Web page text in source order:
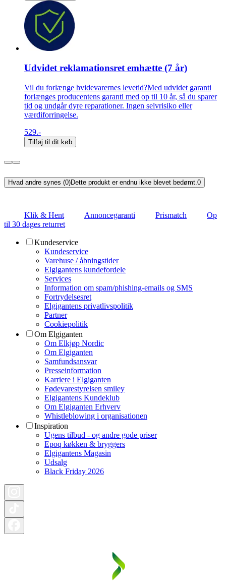
Udvidet reklamationsret emhætte (7 år)
Vil du forlænge hvidevarernes levetid?Med udvidet garanti
forlænges producentens garanti med op til 10 år, så du sparer
tid og undgår dyre reparationer. Ingen selvrisiko eller
værdiforringelse.
529.-
Tilføj til dit køb
Hvad andre synes (0)Dette produkt er endnu ikke blevet bedømt.0
Klik & Hent Annoncegaranti Prismatch
Op
til 30 dages returret
Kundeservice
Kundeservice
Varehuse / åbningstider
Elgigantens kundefordele
Services
Information om spam/phishing-emails og SMS
Fortrydelsesret
Elgigantens privatlivspolitik
Partner
Cookiepolitik
Om Elgiganten
Om Elkjøp Nordic
Om Elgiganten
Samfundsansvar
Presseinformation
Karriere i Elgiganten
Fødevarestyrelsen smiley
Elgigantens Kundeklub
Om Elgiganten Erhverv
Whistleblowing i organisationen
Inspiration
Ugens tilbud - og andre gode priser
Epoq køkken & bryggers
Elgigantens Magasin
Udsalg
Black Friday 2026